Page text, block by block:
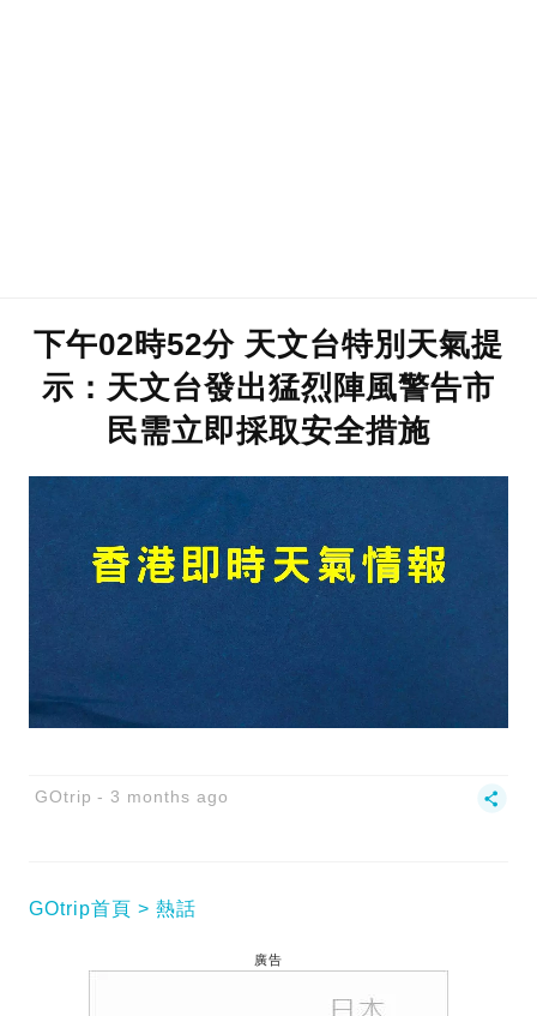
下午02時52分 天文台特別天氣提
示：天文台發出猛烈陣風警告市
民需立即採取安全措施
GOtrip 3 months ago
GOtrip首頁 熱話
廣告